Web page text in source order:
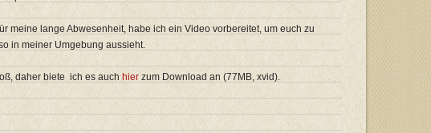
meine lange Abwesenheit, habe ich ein Video vorbereitet, um euch zu
in meiner Umgebung aussieht.
daher biete ich es auch hier zum Download an (77MB, xvid).